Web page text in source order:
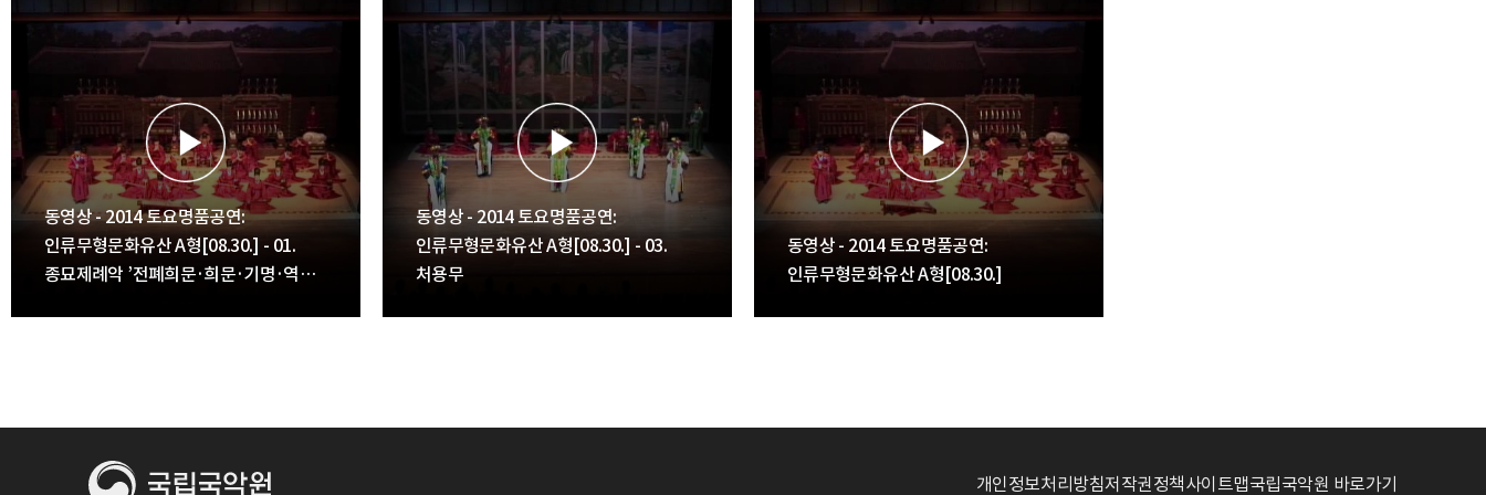
동영상 - 2014 토요명품공연:
인류무형문화유산 A형[08.30.] - 01.
종묘제례악 ’전폐희문·희문·기명·역성·
동영상 - 2014 토요명품공연:
인류무형문화유산 A형[08.30.] - 03.
처용무
동영상 - 2014 토요명품공연:
인류무형문화유산 A형[08.30.]
개인정보처리방침저작권정책사이트맵국립국악원 바로가기